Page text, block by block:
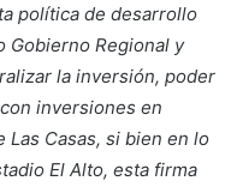
política de desarrollo
Gobierno Regional y
la inversión, poder
inversiones en
Casas, si bien en lo
El Alto, esta firma